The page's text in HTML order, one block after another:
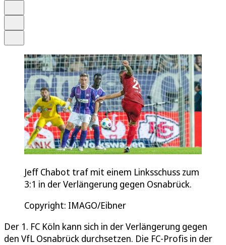
Jeff Chabot traf mit einem Linksschuss zum
3:1 in der Verlängerung gegen Osnabrück.
Copyright: IMAGO/Eibner
Der 1. FC Köln kann sich in der Verlängerung gegen
den VfL Osnabrück durchsetzen. Die FC-Profis in der